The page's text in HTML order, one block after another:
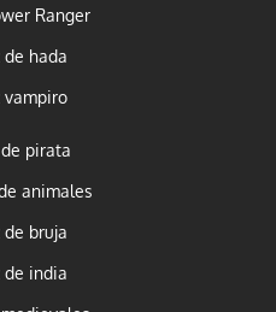
Ranger
hada
vampiro
pirata
animales
bruja
de india